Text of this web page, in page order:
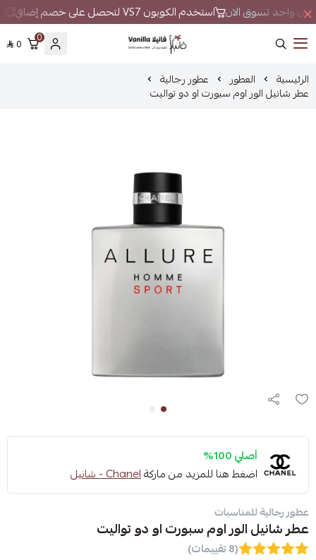
واحد تسوق الان استخدم الكوبون VS7 لتحصل على خصم إضافي
فانيلا
0
0
الرئيسية العطور عطور رجالية
عطر شانيل الور اوم سبورت او دو تواليت
أصلي 100%
اضغط هنا للمزيد من ماركةChanel - شانيل
عطور رجالية للمناسبات
عطر شانيل الور اوم سبورت او دو تواليت
(8 تقييمات)